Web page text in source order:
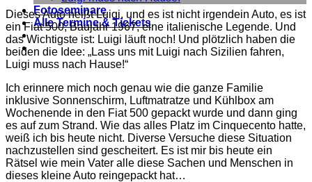
Fotoseminare
Alle Termine & Tickets
Dieses Auto heißt Luigi, und es ist nicht irgendein Auto, es ist
ein Fiat 500, Baujahr 1967, eine italienische Legende. Und
das Wichtigste ist: Luigi läuft noch! Und plötzlich haben die
beiden die Idee: „Lass uns mit Luigi nach Sizilien fahren,
Luigi muss nach Hause!“
Ich erinnere mich noch genau wie die ganze Familie
inklusive Sonnenschirm, Luftmatratze und Kühlbox am
Wochenende in den Fiat 500 gepackt wurde und dann ging
es auf zum Strand. Wie das alles Platz im Cinquecento hatte,
weiß ich bis heute nicht. Diverse Versuche diese Situation
nachzustellen sind gescheitert. Es ist mir bis heute ein
Rätsel wie mein Vater alle diese Sachen und Menschen in
dieses kleine Auto reingepackt hat…